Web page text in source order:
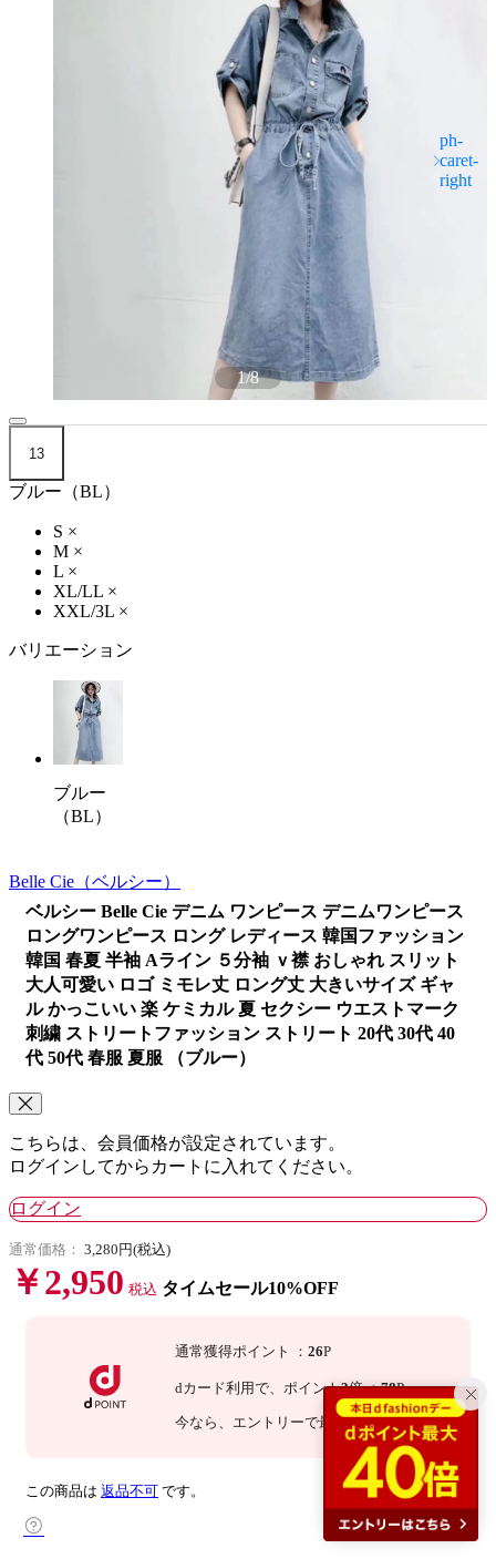
1/8
13
ブルー（BL）
S ×
M ×
L ×
XL/LL ×
XXL/3L ×
バリエーション
ブルー
（BL）
Belle Cie （ベルシー）
ベルシー Belle Cie デニム ワンピース デニムワンピース
ロングワンピース ロング レディース 韓国ファッション
韓国 春夏 半袖 Aライン ５分袖 ｖ襟 おしゃれ スリット
大人可愛い ロゴ ミモレ丈 ロング丈 大きいサイズ ギャ
ル かっこいい 楽 ケミカル 夏 セクシー ウエストマーク
刺繍 ストリートファッション ストリート 20代 30代 40
代 50代 春服 夏服 （ブルー）
こちらは、会員価格が設定されています。
ログインしてからカートに入れてください。
ログイン
通常価格： 3,280円(税込)
￥2,950 税込 タイムセール10%OFF
通常獲得ポイント ： 26P
dカード利用で、 ポイント3倍 ：78P
今なら 、エントリーで最大 倍！詳細
この商品は 返品不可 です。